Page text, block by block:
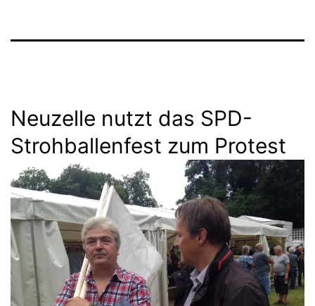
Neuzelle nutzt das SPD-
Strohballenfest zum Protest